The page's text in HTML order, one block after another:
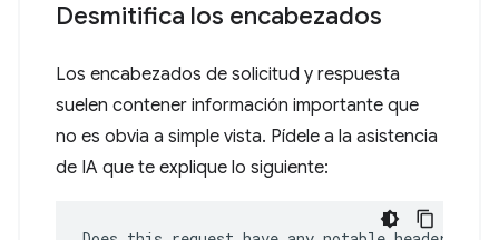
Desmitifica los encabezados
Los encabezados de solicitud y respuesta
suelen contener información importante que
no es obvia a simple vista. Pídele a la asistencia
de IA que te explique lo siguiente: